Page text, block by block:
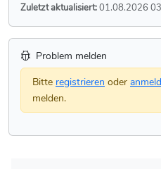
Zuletzt aktualisiert:01.08.2026
Problem melden
Bitte registrieren oder
melden.